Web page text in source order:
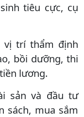
tiêu cực, cụ
vị trí thẩm định
bồi dưỡng, thi
lương.
sản và đầu tư
sách, mua sắm